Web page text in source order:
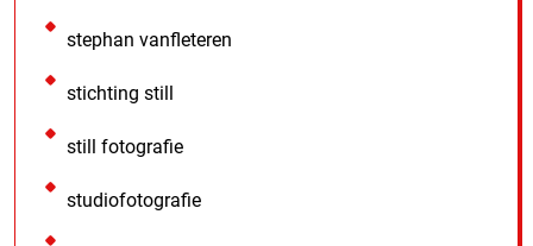
stephan vanfleteren
stichting still
still fotografie
studiofotografie